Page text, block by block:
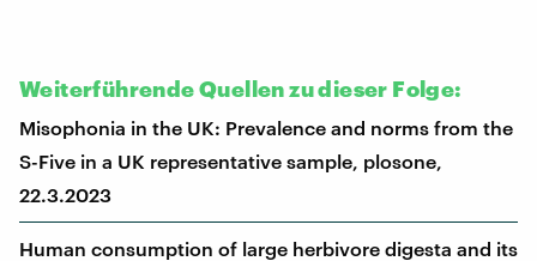
Weiterführende Quellen zu dieser Folge:
Misophonia in the UK: Prevalence and norms from the
S-Five in a UK representative sample, plosone,
22.3.2023
Human consumption of large herbivore digesta and its